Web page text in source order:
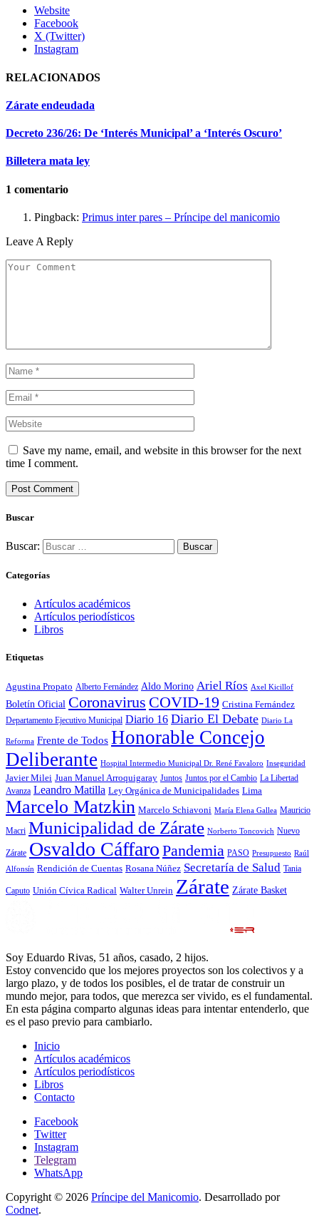
Website
Facebook
X (Twitter)
Instagram
RELACIONADOS
Zárate endeudada
Decreto 236/26: De ‘Interés Municipal’ a ‘Interés Oscuro’
Billetera mata ley
1 comentario
Pingback: Primus inter pares – Príncipe del manicomio
Leave A Reply
Save my name, email, and website in this browser for the next
time I comment.
Buscar
Buscar:
Categorías
Artículos académicos
Artículos periodísticos
Libros
Etiquetas
Agustina Propato Alberto Fernández Aldo Morino Ariel Ríos Axel Kicillof
Boletín Oficial Coronavirus COVID-19 Cristina Fernández
Departamento Ejecutivo Municipal Diario 16 Diario El Debate Diario La
Reforma Frente de Todos Honorable Concejo
Deliberante Hospital Intermedio Municipal Dr. René Favaloro Inseguridad
Javier Milei Juan Manuel Arroquigaray Juntos Juntos por el Cambio La Libertad
Avanza Leandro Matilla Ley Orgánica de Municipalidades Lima
Marcelo Matzkin Marcelo Schiavoni María Elena Gallea Mauricio
Macri Municipalidad de Zárate Norberto Toncovich Nuevo
Zárate Osvaldo Cáffaro Pandemia PASO Presupuesto Raúl
Alfonsín Rendición de Cuentas Rosana Núñez Secretaría de Salud Tania
Caputo Unión Cívica Radical Walter Unrein Zárate Zárate Basket
Soy Eduardo Rivas, 51 años, casado, 2 hijos.
Estoy convencido que los mejores proyectos son los colectivos y a
largo plazo, y de todos los posibles, el de tratar de construir un
mundo mejor, para todos, que merezca ser vivido, es el fundamental.
En esta página comparto algunas ideas para intentar entenderlo, que
es el paso previo para cambiarlo.
Inicio
Artículos académicos
Artículos periodísticos
Libros
Contacto
Facebook
Twitter
Instagram
Telegram
WhatsApp
Copyright © 2026 Príncipe del Manicomio. Desarrollado por
Codnet.